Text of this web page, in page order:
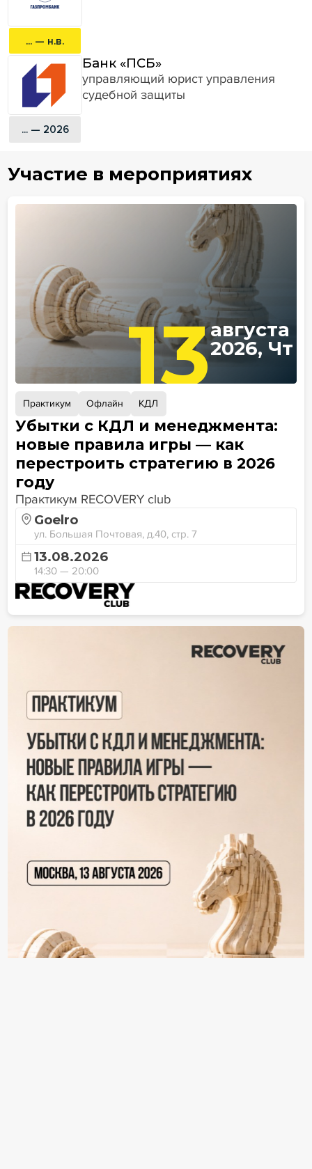
... — н.в.
... — 2026
Банк «ПСБ»
управляющий юрист управления
судебной защиты
Участие в мероприятиях
13августа
2026, Чт
Практикум Офлайн КДЛ
Убытки с КДЛ и менеджмента:
новые правила игры — как
перестроить стратегию в 2026
году
Практикум RECOVERY club
Goelro
ул. Большая Почтовая, д.40, стр. 7
13.08.2026
14:30 — 20:00